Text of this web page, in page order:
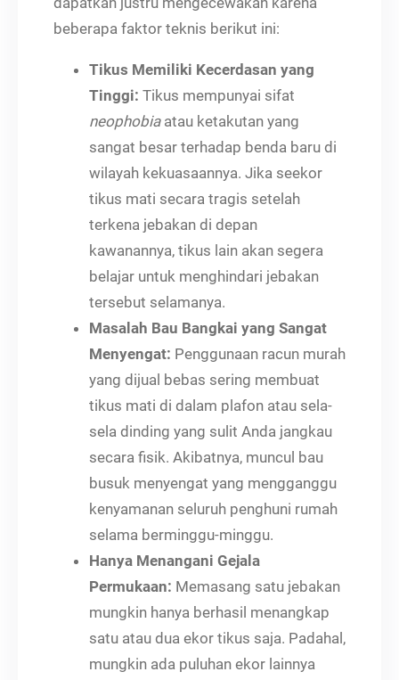
beberapa faktor teknis berikut ini:
Tikus Memiliki Kecerdasan yang
Tinggi: Tikus mempunyai sifat
neophobiaatau ketakutan yang
sangat besar terhadap benda baru di
wilayah kekuasaannya. Jika seekor
tikus mati secara tragis setelah
terkena jebakan di depan
kawanannya, tikus lain akan segera
belajar untuk menghindari jebakan
tersebut selamanya.
Masalah Bau Bangkai yang Sangat
Menyengat: Penggunaan racun murah
yang dijual bebas sering membuat
tikus mati di dalam plafon atau sela-
sela dinding yang sulit Anda jangkau
secara fisik. Akibatnya, muncul bau
busuk menyengat yang mengganggu
kenyamanan seluruh penghuni rumah
selama berminggu-minggu.
Hanya Menangani Gejala
Permukaan: Memasang satu jebakan
mungkin hanya berhasil menangkap
satu atau dua ekor tikus saja. Padahal,
mungkin ada puluhan ekor lainnya